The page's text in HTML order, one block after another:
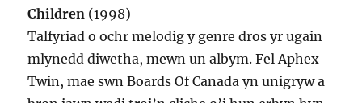
Children (1998)
Talfyriad o ochr melodig y genre dros yr ugain
mlynedd diwetha, mewn un albym. Fel Aphex
Twin, mae swn Boards Of Canada yn unigryw a